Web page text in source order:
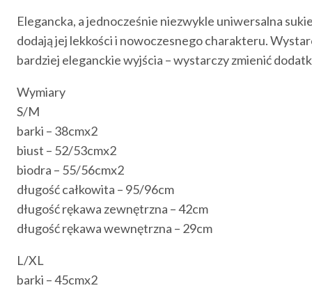
Elegancka, a jednocześnie niezwykle uniwersalna
dodają jej lekkości i nowoczesnego charakteru.
bardziej eleganckie wyjścia – wystarczy zmienić
Wymiary
S/M
barki – 38cmx2
biust – 52/53cmx2
biodra – 55/56cmx2
długość całkowita – 95/96cm
długość rękawa zewnętrzna – 42cm
długość rękawa wewnętrzna – 29cm
L/XL
barki – 45cmx2